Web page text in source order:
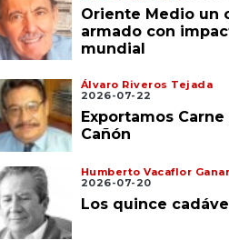
Oriente Medio un
armado con
mundial
Álvaro Riveros Tejada
2026-07-22
Exportamos Carne
Cañón
Humberto Vacaflor
2026-07-20
Los quince